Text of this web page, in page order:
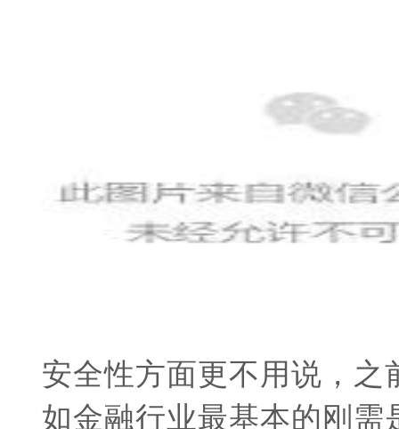
安全性方面更不用说，
如金融行业最基本的刚